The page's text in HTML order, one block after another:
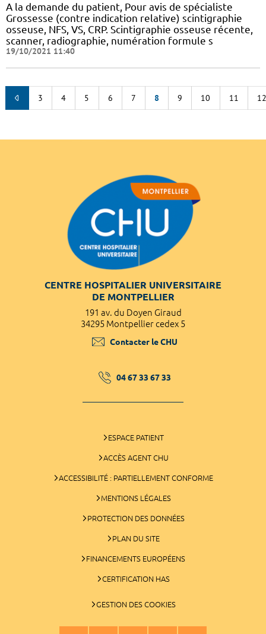
A la demande du patient, Pour avis de spécialiste
Grossesse (contre indication relative) scintigraphie
osseuse, NFS, VS, CRP. Scintigraphie osseuse récente,
scanner, radiographie, numération formule s
19/10/2021 11:40
3 4 5 6 7 8 9 10 11 12
CENTRE HOSPITALIER UNIVERSITAIRE
DE MONTPELLIER
191 av. du Doyen Giraud
34295 Montpellier cedex 5
Contacter le CHU
04 67 33 67 33
ESPACE PATIENT
ACCÈS AGENT CHU
ACCESSIBILITÉ : PARTIELLEMENT CONFORME
MENTIONS LÉGALES
PROTECTION DES DONNÉES
PLAN DU SITE
FINANCEMENTS EUROPÉENS
CERTIFICATION HAS
GESTION DES COOKIES